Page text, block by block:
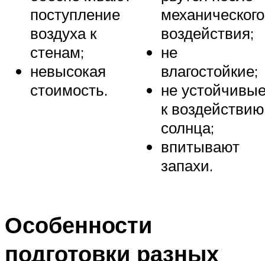
поступление
воздуха к
стенам;
невысокая
стоимость.
механического
воздействия;
не
влагостойкие;
не
к воздействию
солнца;
впитывают
запахи.
Особенности
подготовки разных